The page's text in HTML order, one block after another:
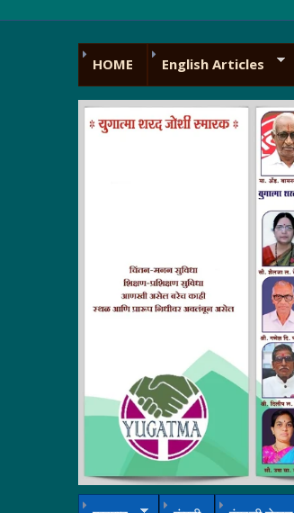
HOME English Articles